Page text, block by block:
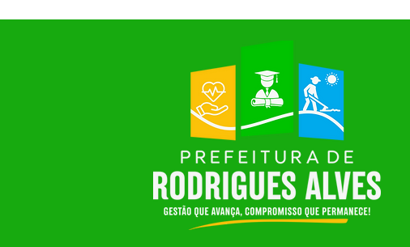
SAÚDE EM FOCO: RODRIGUES
ALVES PROMOVE MOMENTO
DE DIÁLOGO E CONSTRUÇÃO
COLETIVA NA 7ª CONFERÊNCIA
MUNICIPAL DE SAÚDE